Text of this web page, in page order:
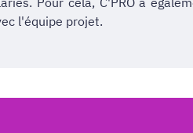
l'équipe projet.